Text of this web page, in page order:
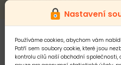
Nastavení
Používáme cookies, abychom vám
Patří sem soubory cookie, které jsou
kontrolu cílů naší obchodní společnosti,